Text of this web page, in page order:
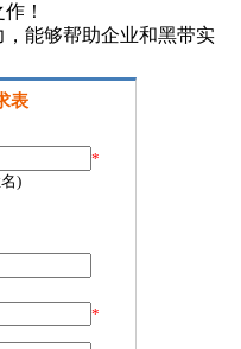
！
能够帮助企业和黑带实
表
*
)
*